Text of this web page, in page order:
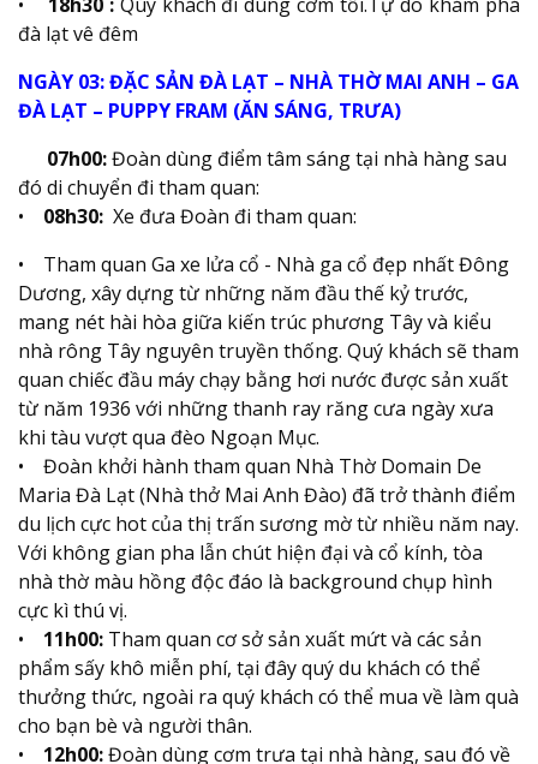
đà lạt vê đêm
NGÀY 03: ĐẶC SẢN ĐÀ LẠT – NHÀ THỜ MAI ANH – GA
ĐÀ LẠT – PUPPY FRAM (ĂN SÁNG, TRƯA)
07h00:Đoàn dùng điểm tâm sáng tại nhà hàng sau
đó di chuyển đi tham quan:
•
08h30: Xe đưa Đoàn đi tham quan:
• Tham quan Ga xe lửa cổ - Nhà ga cổ đẹp nhất Đông
Dương, xây dựng từ những năm đầu thế kỷ trước,
mang nét hài hòa giữa kiến trúc phương Tây và kiểu
nhà rông Tây nguyên truyền thống. Quý khách sẽ tham
quan chiếc đầu máy chạy bằng hơi nước được sản xuất
từ năm 1936 với những thanh ray răng cưa ngày xưa
khi tàu vượt qua đèo Ngoạn Mục.
• Đoàn khởi hành tham quan Nhà Thờ Domain De
Maria Đà Lạt (Nhà thở Mai Anh Đào) đã trở thành điểm
du lịch cực hot của thị trấn sương mờ từ nhiều năm nay.
Với không gian pha lẫn chút hiện đại và cổ kính, tòa
nhà thờ màu hồng độc đáo là background chụp hình
cực kì thú vị.
•
11h00: Tham quan cơ sở sản xuất mứt và các sản
phẩm sấy khô miễn phí, tại đây quý du khách có thể
thưởng thức, ngoài ra quý khách có thể mua về làm quà
cho bạn bè và người thân.
•
12h00:Đoàn dùng cơm trưa tại nhà hàng, sau đó về